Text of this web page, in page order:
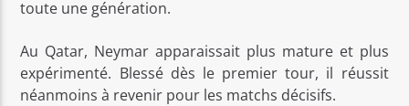
toute une génération.
Au Qatar, Neymar apparaissait plus mature et plus
expérimenté. Blessé dès le premier tour, il réussit
néanmoins à revenir pour les matchs décisifs.